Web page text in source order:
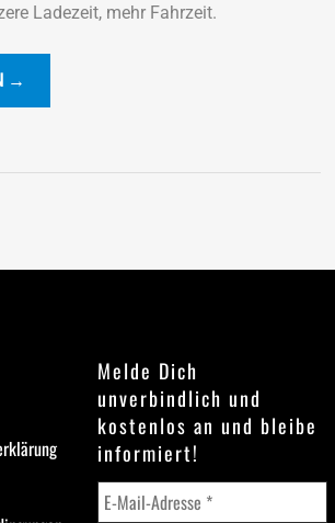
Ladezeit, mehr Fahrzeit.
→
Melde Dich
unverbindlich und
kostenlos an und bleibe
informiert!